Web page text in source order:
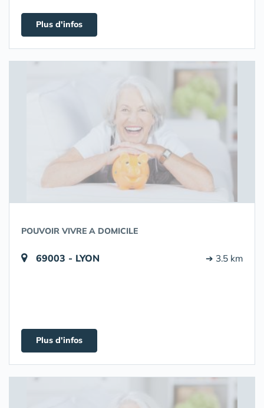
Plus d'infos
POUVOIR VIVRE A DOMICILE
69003 - LYON ➔ 3.5 km
Plus d'infos